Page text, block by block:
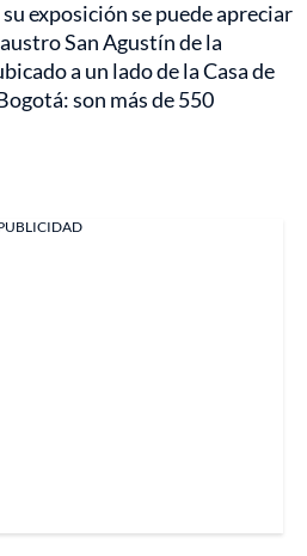
exposición se puede apreciar
San Agustín de la
a un lado de la Casa de
son más de 550